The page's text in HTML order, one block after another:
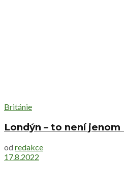
Británie
Londýn – to není jenom
od redakce
17.8.2022